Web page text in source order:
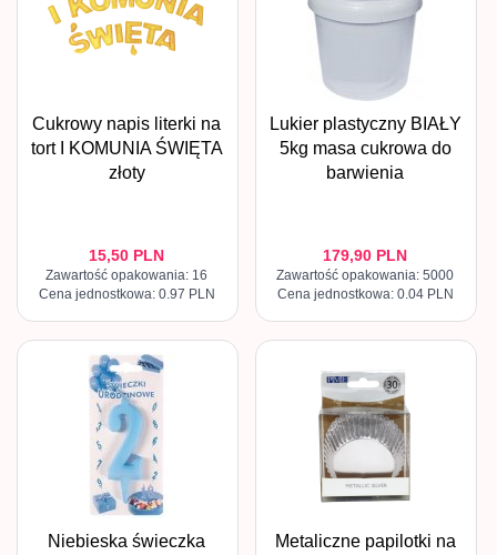
Cukrowy napis literki na
tort I KOMUNIA ŚWIĘTA
złoty
15,50 PLN
Zawartość opakowania: 16
Cena jednostkowa: 0.97 PLN
Lukier plastyczny BIAŁY
5kg masa cukrowa do
barwienia
179,90 PLN
Zawartość opakowania: 5000
Cena jednostkowa: 0.04 PLN
Niebieska świeczka
Metaliczne papilotki na